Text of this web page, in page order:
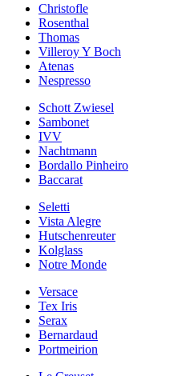
Christofle
Rosenthal
Thomas
Villeroy Y Boch
Atenas
Nespresso
Schott Zwiesel
Sambonet
IVV
Nachtmann
Bordallo Pinheiro
Baccarat
Seletti
Vista Alegre
Hutschenreuter
Kolglass
Notre Monde
Versace
Tex Iris
Serax
Bernardaud
Portmeirion